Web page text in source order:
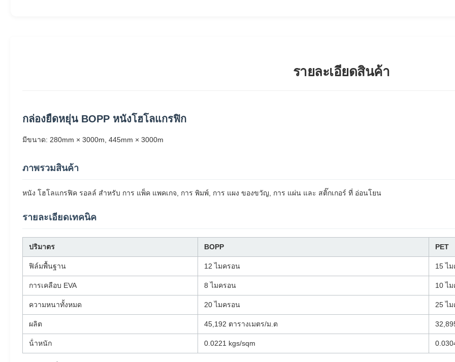
รายละเอียดสินค้า
กล่องยืดหยุ่น BOPP หนังโฮโลแกรฟิก
มีขนาด: 280mm × 3000m, 445mm × 3000m
ภาพรวมสินค้า
หนัง โฮโลแกรฟิค รอลล์ สําหรับ การ แพ็ค แพคเกจ, การ พิมพ์, การ แผง ของขวัญ, การ แผ่น และ สติ๊กเกอร์ ที่ อ่อนโยน
รายละเอียดเทคนิค
ปริมาตร BOPP PET
ฟิล์มพื้นฐาน 12 ไมครอน 15 ไ
การเคลือบ EVA 8 ไมครอน 10 ไ
ความหนาทั้งหมด 20 ไมครอน 25 ไ
ผลิต 45,192 ตารางเมตร/ม.ต
น้ําหนัก 0.0221 kgs/sqm